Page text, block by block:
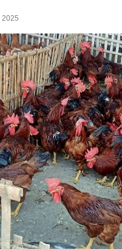
2025